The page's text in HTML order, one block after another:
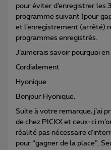
pour éviter d’enregistrer les
programme suivant (pour
et l’enregistrement (arrêté)
programmes enregistrés.
J’aimerais savoir pourquoi
Cordialement
Hyonique
Bonjour Hyonique,
Suite à votre remarque, j’ai
de chez PICKX et ceux-ci
réalité pas nécessaire
pour “gagner de la place”.